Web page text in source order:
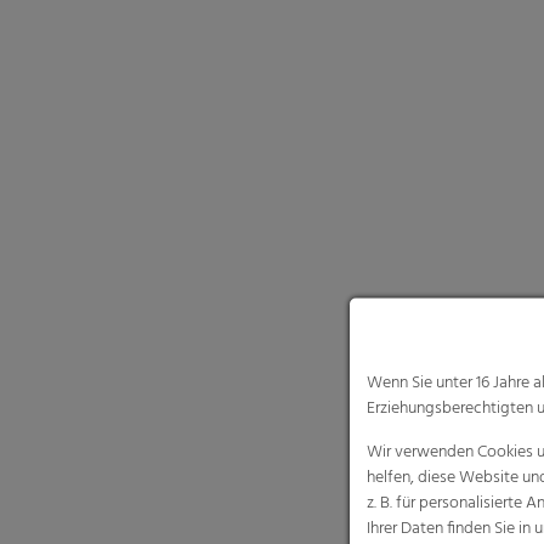
Wenn Sie unter 16
Erziehungsberechtigten
Wir verwenden Cookies
helfen, diese Website
z. B. für personalisierte
Ihrer Daten finden Sie in